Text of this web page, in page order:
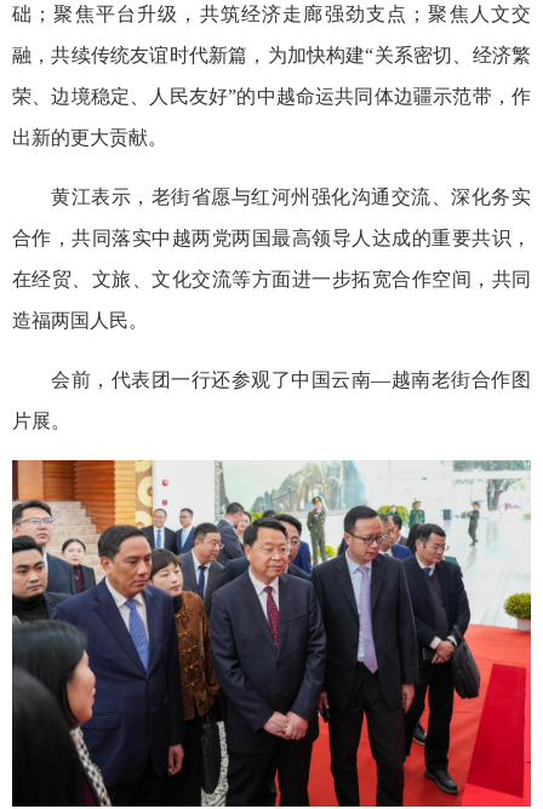
础；聚焦平台升级，共筑经济走廊强劲支点；聚焦人文交
融，共续传统友谊时代新篇，为加快构建“关系密切、经济繁
荣、边境稳定、人民友好”的中越命运共同体边疆示范带，作
出新的更大贡献。
黄江表示，老街省愿与红河州强化沟通交流、深化务实
合作，共同落实中越两党两国最高领导人达成的重要共识，
在经贸、文旅、文化交流等方面进一步拓宽合作空间，共同
造福两国人民。
会前，代表团一行还参观了中国云南—越南老街合作图
片展。